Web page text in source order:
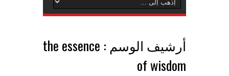
أرشيف الوسم : the essence
of wisdom